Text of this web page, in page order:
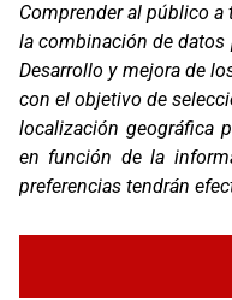
Comprender al público a
la combinación de datos
Desarrollo y mejora de
con el objetivo de
localización geográfica
en función de la
preferencias tendrán